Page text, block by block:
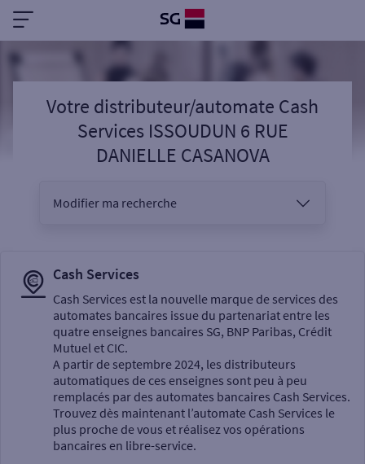
Votre distributeur/automate Cash
Services ISSOUDUN 6 RUE
DANIELLE CASANOVA
Modifier ma recherche
Sélectionnez votre recherche
Un service
Cash Services
Cash Services est la nouvelle marque de services des
automates bancaires issue du partenariat entre les
quatre enseignes bancaires SG, BNP Paribas, Crédit
Mutuel et CIC.
A partir de septembre 2024, les distributeurs
automatiques de ces enseignes sont peu à peu
remplacés par des automates bancaires Cash Services.
Trouvez dès maintenant l’automate Cash Services le
plus proche de vous et réalisez vos opérations
bancaires en libre-service.